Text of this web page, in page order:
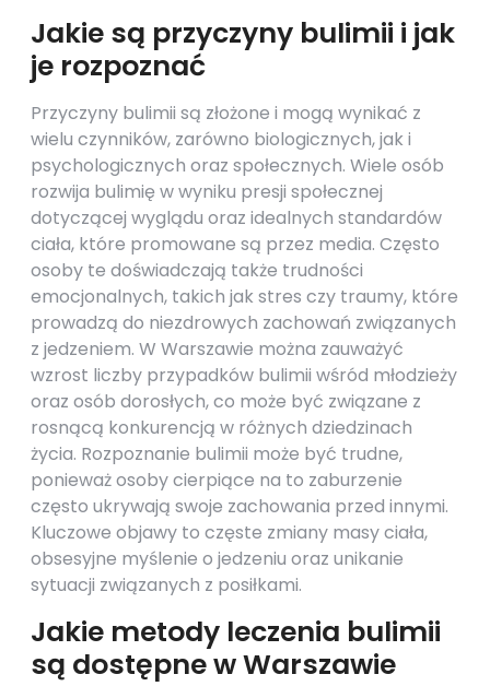
Jakie są przyczyny bulimii i jak
je rozpoznać
Przyczyny bulimii są złożone i mogą wynikać z
wielu czynników, zarówno biologicznych, jak i
psychologicznych oraz społecznych. Wiele osób
rozwija bulimię w wyniku presji społecznej
dotyczącej wyglądu oraz idealnych standardów
ciała, które promowane są przez media. Często
osoby te doświadczają także trudności
emocjonalnych, takich jak stres czy traumy, które
prowadzą do niezdrowych zachowań związanych
z jedzeniem. W Warszawie można zauważyć
wzrost liczby przypadków bulimii wśród młodzieży
oraz osób dorosłych, co może być związane z
rosnącą konkurencją w różnych dziedzinach
życia. Rozpoznanie bulimii może być trudne,
ponieważ osoby cierpiące na to zaburzenie
często ukrywają swoje zachowania przed innymi.
Kluczowe objawy to częste zmiany masy ciała,
obsesyjne myślenie o jedzeniu oraz unikanie
sytuacji związanych z posiłkami.
Jakie metody leczenia bulimii
są dostępne w Warszawie